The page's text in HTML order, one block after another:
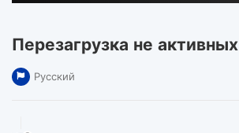
Перезагрузка не
Русский